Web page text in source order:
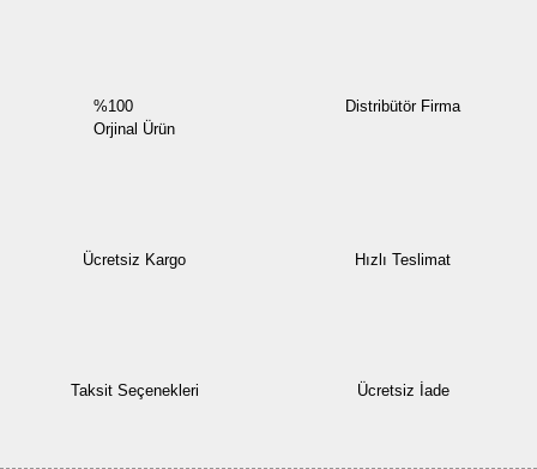
%100
Orjinal Ürün
Distribütör Firma
Ücretsiz Kargo Hızlı Teslimat
Taksit Seçenekleri Ücretsiz İade